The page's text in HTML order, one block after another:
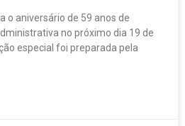
o aniversário de 59 anos de
no próximo dia 19 de
especial foi preparada pela